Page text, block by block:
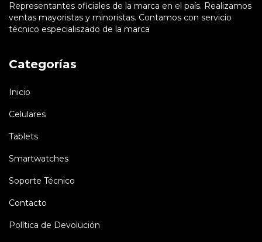
Representantes oficiales de la marca en el país. Realizamos
ventas mayoristas y minoristas. Contamos con servicio
técnico especialiszado de la marca
Categorías
Inicio
Celulares
Tablets
Smartwatches
Soporte Técnico
Contacto
Política de Devolución